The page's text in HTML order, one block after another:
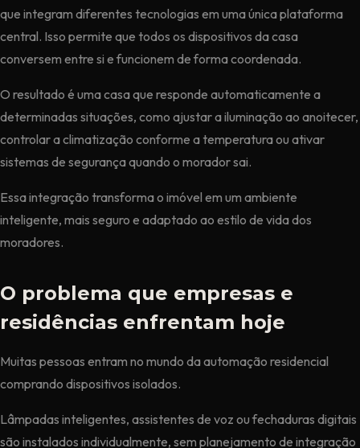
que integram diferentes tecnologias em uma única plataforma
central. Isso permite que todos os dispositivos da casa
conversem entre si e funcionem de forma coordenada.
O resultado é uma casa que responde automaticamente a
determinadas situações, como ajustar a iluminação ao anoitecer,
controlar a climatização conforme a temperatura ou ativar
sistemas de segurança quando o morador sai.
Essa integração transforma o imóvel em um ambiente
inteligente, mais seguro e adaptado ao estilo de vida dos
moradores.
O problema que empresas e
residências enfrentam hoje
Muitas pessoas entram no mundo da automação residencial
comprando dispositivos isolados.
Lâmpadas inteligentes, assistentes de voz ou fechaduras digitais
são instalados individualmente, sem planejamento de integração